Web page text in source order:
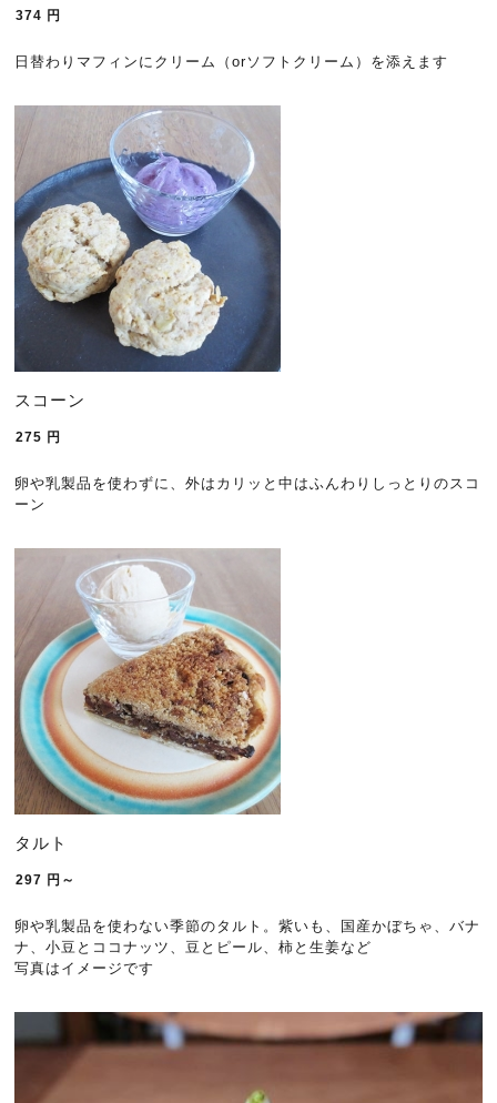
374 円
日替わりマフィンにクリーム（orソフトクリーム）を添えます
スコーン
275 円
卵や乳製品を使わずに、外はカリッと中はふんわりしっとりのスコ
ーン
タルト
297 円～
卵や乳製品を使わない季節のタルト。紫いも、国産かぼちゃ、バナ
ナ、小豆とココナッツ、豆とピール、柿と生姜など
写真はイメージです